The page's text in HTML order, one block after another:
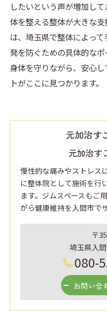
したいという声が増加し
体を整える整体が大きな
は、埼玉県で整体によっ
発を防ぐための具体的な
身体を守りながら、安心
トがここに見つかります。
元加治す
慢性的な痛みやストレス
に整体院として施術を行
ます。ジムスペースもご
がら健康維持を入間市で
〒
埼玉県入
080-
お問い合